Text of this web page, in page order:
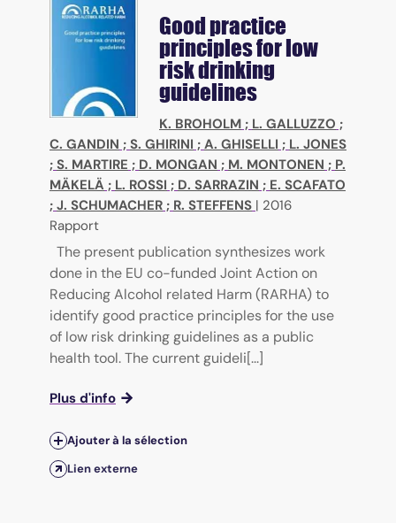
Good practice
principles for low
risk drinking
guidelines
K. BROHOLM ; L. GALLUZZO ;
C. GANDIN ; S. GHIRINI ; A. GHISELLI ; L. JONES
; S. MARTIRE ; D. MONGAN ; M. MONTONEN ; P.
MÄKELÄ ; L. ROSSI ; D. SARRAZIN ; E. SCAFATO
; J. SCHUMACHER ; R. STEFFENS | 2016
Rapport
The present publication synthesizes work
done in the EU co-funded Joint Action on
Reducing Alcohol related Harm (RARHA) to
identify good practice principles for the use
of low risk drinking guidelines as a public
health tool. The current guideli[...]
Plus d'info
Ajouter à la sélection
Lien externe